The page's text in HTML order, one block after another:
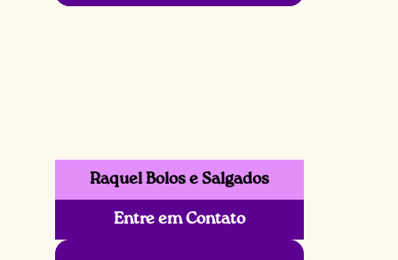
Raquel Bolos e Salgados
Entre em Contato